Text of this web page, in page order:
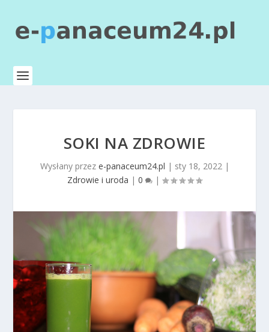
SOKI NA ZDROWIE
Wysłany przez e-panaceum24.pl | sty 18, 2022|
Zdrowie i uroda | 0 |